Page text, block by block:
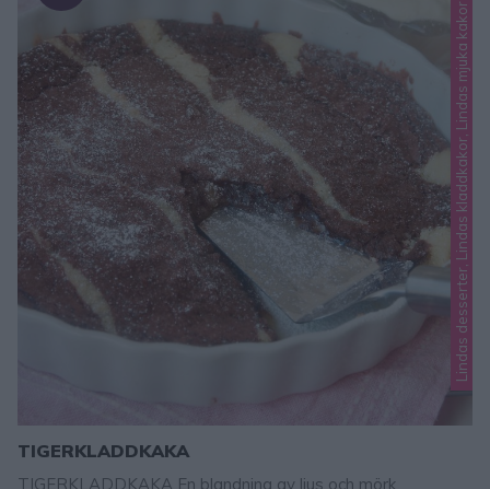
Lindas desserter, Lindas kladdkakor, Lindas mjuka kakor
TIGERKLADDKAKA
TIGERKLADDKAKA En blandning av ljus och mörk